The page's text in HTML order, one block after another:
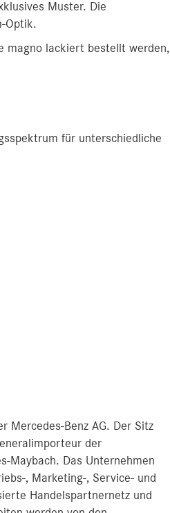
Muster. Die
Optik.
magno lackiert bestellt werden,
für unterschiedliche
Mercedes-Benz AG. Der Sitz
der
Maybach. Das Unternehmen
, Marketing-, Service- und
Handelspartnernetz und